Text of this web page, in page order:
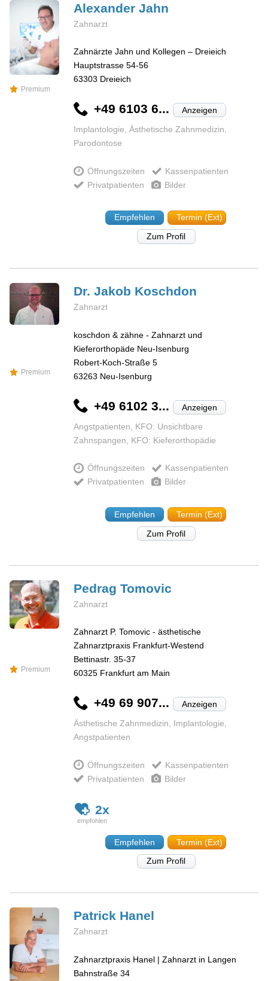
Premium
AlexanderJahn
Zahnarzt
Zahnärzte Jahn und Kollegen – Dreieich
Hauptstrasse 54-56
63303 Dreieich
+49 6103 6... Anzeigen
Implantologie, Ästhetische Zahnmedizin,
Parodontose
Öffnungszeiten
Kassenpatienten
Privatpatienten
Bilder
Empfehlen
Termin (Ext)
Zum Profil
Premium
Dr. Jakob Koschdon
Zahnarzt
koschdon & zähne - Zahnarzt und
Kieferorthopäde Neu-Isenburg
Robert-Koch-Straße 5
63263 Neu-Isenburg
+49 6102 3... Anzeigen
Angstpatienten, KFO: Unsichtbare
Zahnspangen, KFO: Kieferorthopädie
Öffnungszeiten
Kassenpatienten
Privatpatienten
Bilder
Empfehlen
Termin (Ext)
Zum Profil
Premium
PedragTomovic
Zahnarzt
Zahnarzt P. Tomovic - ästhetische
Zahnarztpraxis Frankfurt-Westend
Bettinastr. 35-37
60325 Frankfurt am Main
+49 69 907... Anzeigen
Ästhetische Zahnmedizin, Implantologie,
Angstpatienten
Öffnungszeiten
Kassenpatienten
Privatpatienten
Bilder
2x
Empfehlen
Termin (Ext)
Zum Profil
Patrick Hanel
Zahnarzt
Zahnarztpraxis Hanel | Zahnarzt in Langen
Bahnstraße 34